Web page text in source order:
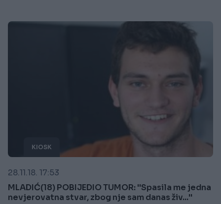
KIOSK
28.11.18. 17:53
MLADIĆ(18) POBIJEDIO TUMOR: ''Spasila me jedna
nevjerovatna stvar, zbog nje sam danas živ...''